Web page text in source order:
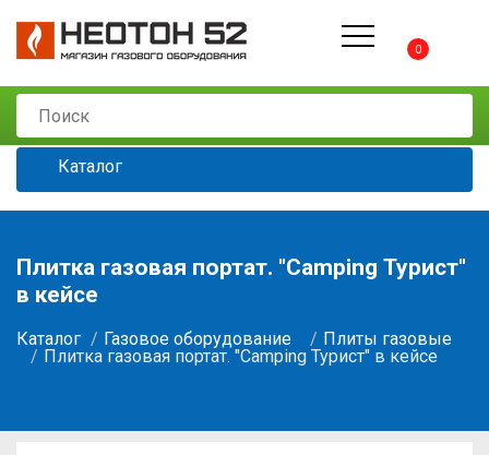
0
Каталог
Плитка газовая портат. "Camping Турист"
в кейсе
Каталог Газовое оборудование
Плиты газовые
Плитка газовая портат. "Camping Турист" в кейсе